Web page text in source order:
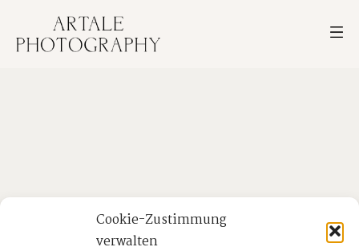
Cookie-Zustimmung
verwalten